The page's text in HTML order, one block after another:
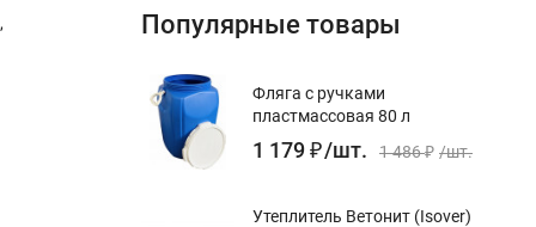
Популярные товары
Фляга с ручками
пластмассовая 80 л
1 179₽/шт. 1 486₽ /шт.
Утеплитель Ветонит (Isover)